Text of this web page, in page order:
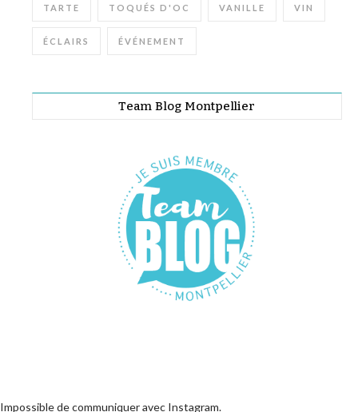
TARTE TOQUÉS D'OC VANILLE VIN
ÉCLAIRS ÉVÉNEMENT
Team Blog Montpellier
Impossible de communiquer avec Instagram.